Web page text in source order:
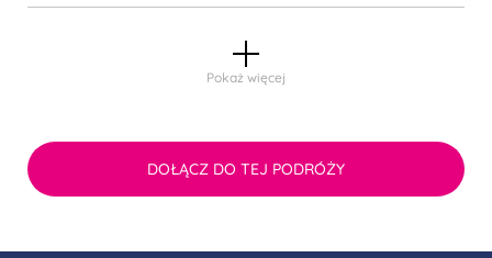
Pokaż więcej
DOŁĄCZ DO TEJ PODRÓŻY